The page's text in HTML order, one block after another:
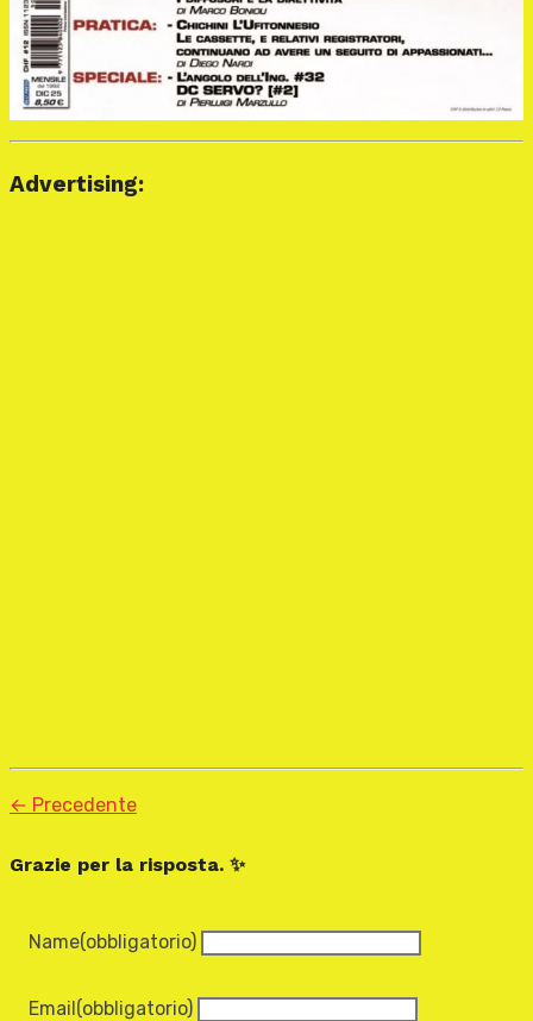
Advertising:
← Precedente
Grazie per la risposta. ✨
Name(obbligatorio)
Email(obbligatorio)